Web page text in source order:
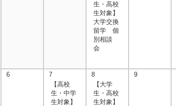
生・高校
生対象】
大学交換
留学 個
別相談
会
6
7
【高校
生・中学
生対象】
8
【大学
生・高校
生対象】
9